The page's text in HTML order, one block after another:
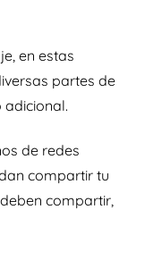
en estas
partes de
adicional.
de redes
compartir tu
compartir,